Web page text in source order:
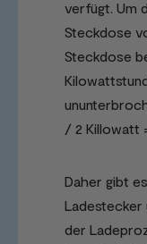
verfügt. Um
Steckdose
Steckdose
/ 2 Killowatt
Daher gibt
Ladestecker
der